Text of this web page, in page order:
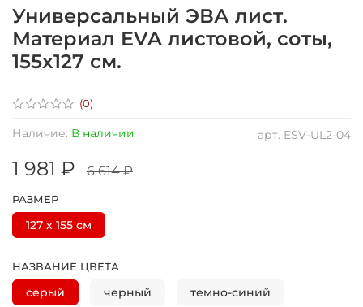
(0)
арт. ESV-UL2-04
Наличие: В наличии
Универсальный ЭВА лист.
Материал EVA листовой, соты,
155х127 см.
1 981 ₽ 6 614 ₽
РАЗМЕР
127 х 155 см
НАЗВАНИЕ ЦВЕТА
серый черный темно-синий